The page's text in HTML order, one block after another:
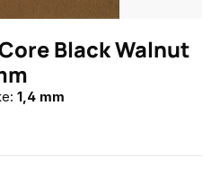
Black Walnut
1,4 mm